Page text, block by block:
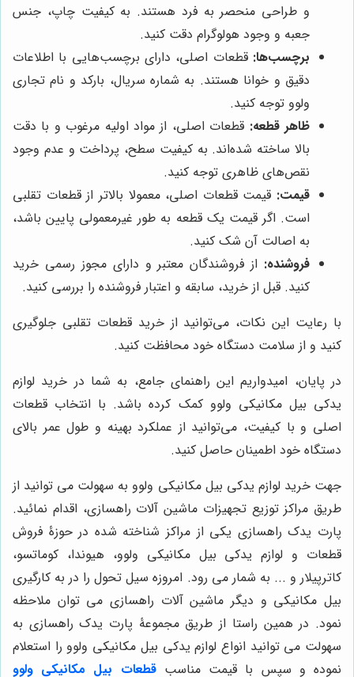
و طراحی منحصر به فرد هستند. به کیفیت چاپ، جنس
جعبه و وجود هولوگرام دقت کنید.
برچسب‌ها: قطعات اصلی، دارای برچسب‌هایی با اطلاعات
دقیق و خوانا هستند. به شماره سریال، بارکد و نام تجاری
ولوو توجه کنید.
ظاهر قطعه: قطعات اصلی، از مواد اولیه مرغوب و با دقت
بالا ساخته شده‌اند. به کیفیت سطح، پرداخت و عدم وجود
نقص‌های ظاهری توجه کنید.
قیمت: قیمت قطعات اصلی، معمولا بالاتر از قطعات تقلبی
است. اگر قیمت یک قطعه به طور غیرمعمولی پایین باشد،
به اصالت آن شک کنید.
فروشنده: از فروشندگان معتبر و دارای مجوز رسمی خرید
کنید. قبل از خرید، سابقه و اعتبار فروشنده را بررسی کنید.
با رعایت این نکات، می‌توانید از خرید قطعات تقلبی جلوگیری
کنید و از سلامت دستگاه خود محافظت کنید.
در پایان، امیدواریم این راهنمای جامع، به شما در خرید لوازم
یدکی بیل مکانیکی ولوو کمک کرده باشد. با انتخاب قطعات
اصلی و با کیفیت، می‌توانید از عملکرد بهینه و طول عمر بالای
دستگاه خود اطمینان حاصل کنید.
جهت خرید لوازم یدکی بیل مکانیکی ولوو به سهولت می توانید از
طریق مراکز توزیع تجهیزات ماشین آلات راهسازی، اقدام نمائید.
پارت یدک راهسازی یکی از مراکز شناخته شده در حوزۀ فروش
قطعات و لوازم یدکی بیل مکانیکی ولوو، هیوندا، کوماتسو،
کاترپیلار و ... به شمار می رود. امروزه سیل تحول را در به کارگیری
بیل مکانیکی و دیگر ماشین آلات راهسازی می توان ملاحظه
نمود. در همین راستا از طریق مجموعۀ پارت یدک راهسازی به
سهولت می توانید انواع لوازم یدکی بیل مکانیکی ولوو را استعلام
نموده و سپس با قیمت مناسبقطعات بیل مکانیکی ولوو